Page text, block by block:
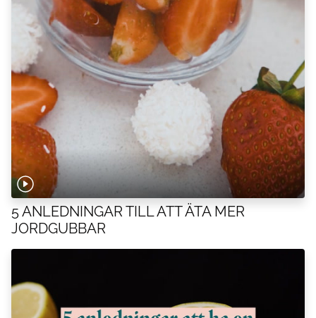
5 ANLEDNINGAR TILL ATT ÄTA MER
JORDGUBBAR